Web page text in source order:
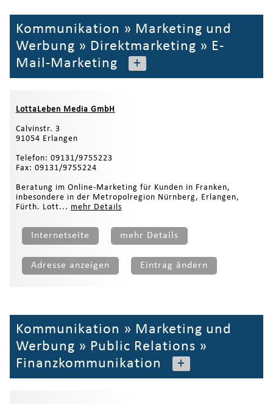
Kommunikation » Marketing und
Werbung » Direktmarketing » E-
Mail-Marketing
+
LottaLeben Media GmbH
Calvinstr. 3
91054 Erlangen
Telefon: 09131/9755223
Fax: 09131/9755224
Beratung im Online-Marketing für Kunden in Franken,
inbesondere in der Metropolregion Nürnberg, Erlangen,
Fürth. Lott... mehr Details
Internetseite mehr Details
Adresse anzeigen Eintrag ändern
Kommunikation » Marketing und
Werbung » Public Relations »
Finanzkommunikation
+